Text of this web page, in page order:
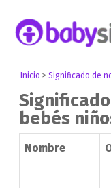
Inicio >Significado de
bebés
Nombre